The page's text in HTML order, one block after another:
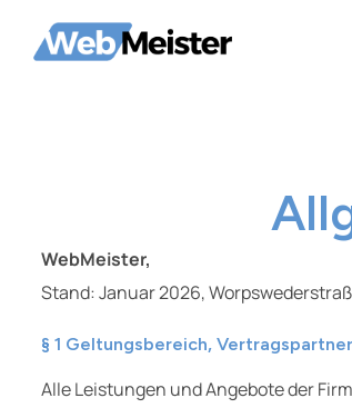
WebMeister,
Stand: Januar 2026,
§ 1 Geltungsbereich, Vertragspartner
Alle Leistungen und Angebote der